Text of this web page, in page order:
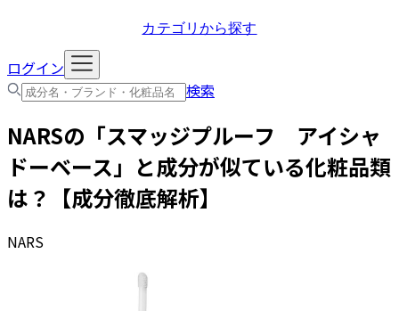
カテゴリから探す
ログイン
検索
NARSの「スマッジプルーフ アイシャ
ドーベース 」と成分が似ている化粧品類
は？【成分徹底解析】
NARS